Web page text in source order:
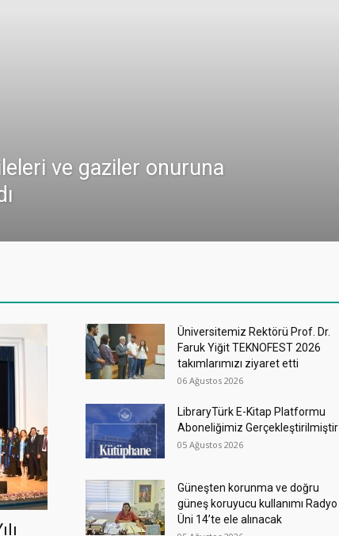
ve gaziler onuruna
Üniversitemiz Rektörü Prof. Dr.
Faruk Yiğit TEKNOFEST 2026
takımlarımızı ziyaret etti
06 Ağustos 2026
LibraryTürk E-Kitap Platformu
Aboneliğimiz Gerçekleştirilmiştir
05 Ağustos 2026
Güneşten korunma ve doğru
güneş koruyucu kullanımı Radyo
Üni 14’te ele alınacak